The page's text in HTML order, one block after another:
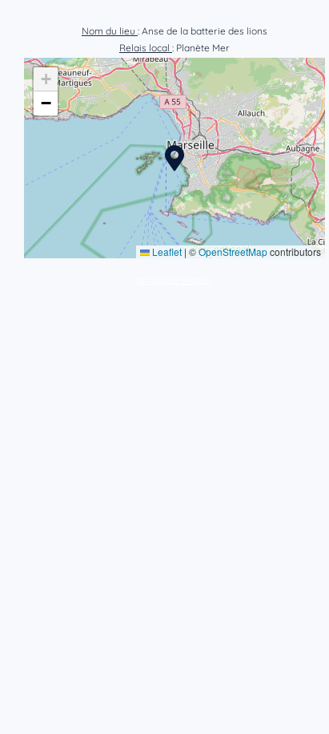
Nom du lieu : Anse de la batterie des lions
Relais local : Planète Mer
+
−
Leaflet | ©OpenStreetMapcontributors